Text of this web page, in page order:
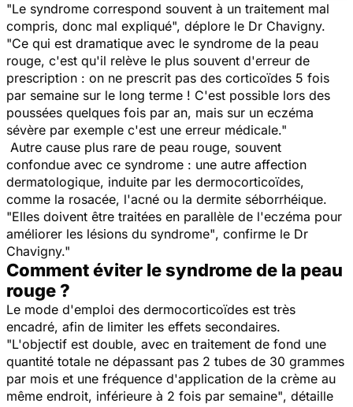
"Le syndrome correspond souvent à un traitement mal
compris, donc mal expliqué", déplore le Dr Chavigny.
"Ce qui est dramatique avec le syndrome de la peau
rouge, c'est qu'il relève le plus souvent d'erreur de
prescription : on ne prescrit pas des corticoïdes 5 fois
par semaine sur le long terme ! C'est possible lors des
poussées quelques fois par an, mais sur un eczéma
sévère par exemple c'est une erreur médicale."
Autre cause plus rare de peau rouge, souvent
confondue avec ce syndrome : une autre affection
dermatologique, induite par les dermocorticoïdes,
comme la rosacée, l'acné ou la dermite séborrhéique.
"Elles doivent être traitées en parallèle de l'eczéma pour
améliorer les lésions du syndrome", confirme le Dr
Chavigny."
Comment éviter le syndrome de la peau
rouge ?
Le mode d'emploi des dermocorticoïdes est très
encadré, afin de limiter les effets secondaires.
"L'objectif est double, avec en traitement de fond une
quantité totale ne dépassant pas 2 tubes de 30 grammes
par mois et une fréquence d'application de la crème au
même endroit, inférieure à 2 fois par semaine", détaille